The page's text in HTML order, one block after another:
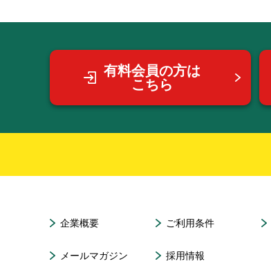
有料会員の方は
こちら
企業概要 ご利用条件
メールマガジン 採用情報